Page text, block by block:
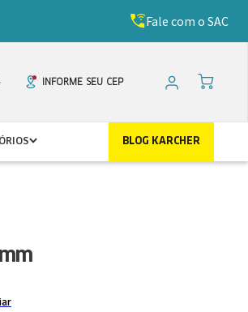
de desconto com o cupomFale com o SAC
INFORME SEU CEP
BLOG KARCHER